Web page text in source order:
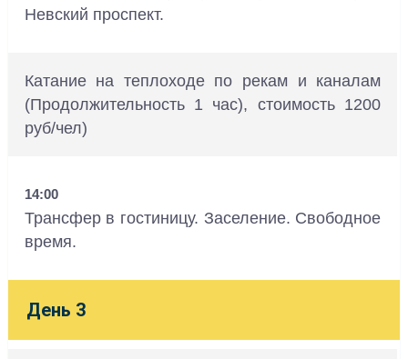
Невский проспект.
Катание на теплоходе по рекам и каналам
(Продолжительность 1 час), стоимость 1200
руб/чел)
14:00
Трансфер в гостиницу. Заселение. Свободное
время.
День 3